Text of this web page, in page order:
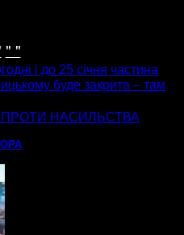
" "
і до 25 січня частина
буде закрита – там
ПРОТИ НАСИЛЬСТВА